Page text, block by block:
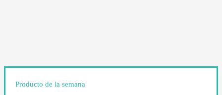
Producto de la semana